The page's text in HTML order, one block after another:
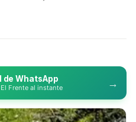
de WhatsApp
Frente al instante →